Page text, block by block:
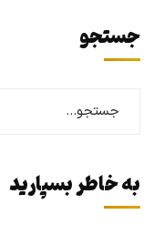
جستجو
به خاطر بسپارید